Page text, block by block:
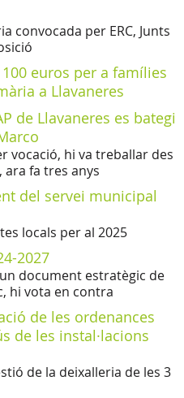
convocada per ERC, Junts
euros per a famílies
a Llavaneres
de Llavaneres es bategi
vocació, hi va treballar des
ara fa tres anys
del servei municipal
locals per al 2025
2027
document estratègic de
hi vota en contra
de les ordenances
de les instal·lacions
de la deixalleria de les 3